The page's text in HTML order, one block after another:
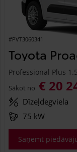
#PVT3060341
Toyota
Professional Plus
Sākot no € 20
Dīzeļdegviela
75 kW
Saņemt